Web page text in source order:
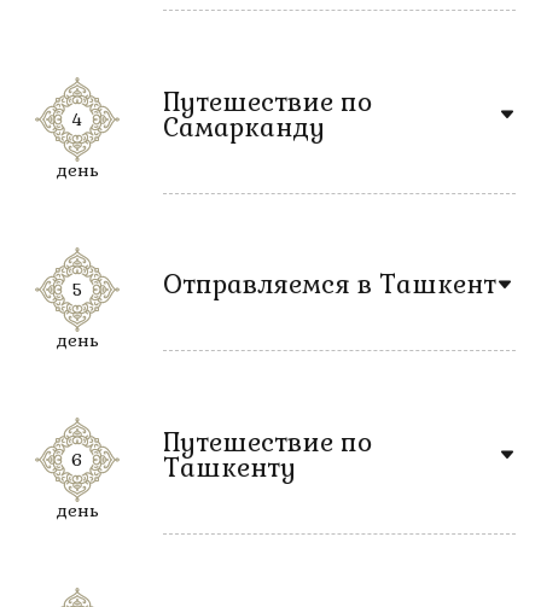
4
день
Путешествие по
Самарканду
5
день
Отправляемся в Ташкент
6
день
Путешествие по
Ташкенту